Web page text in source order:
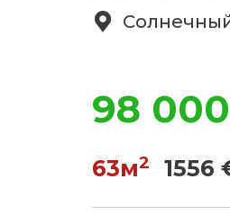
98
63м2 1556